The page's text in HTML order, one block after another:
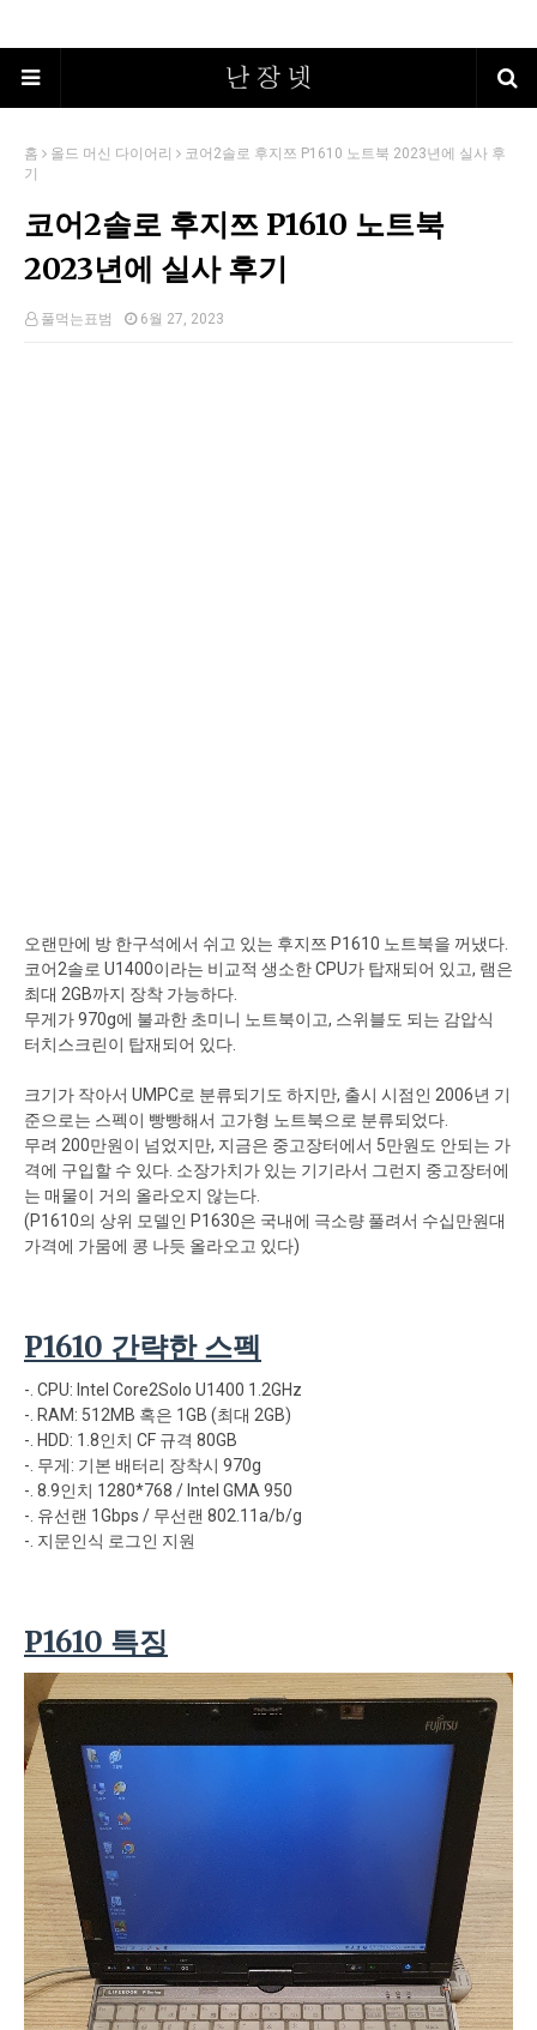
홈 올드 머신 다이어리
코어2솔로 후지쯔 P1610 노트북 2023년에 실사 후
기
코어2솔로 후지쯔 P1610 노트북
2023년에 실사 후기
풀먹는표범 6월 27, 2023
오랜만에 방 한구석에서 쉬고 있는 후지쯔 P1610 노트북을 꺼냈다.
코어2솔로 U1400이라는 비교적 생소한 CPU가 탑재되어 있고, 램은
최대 2GB까지 장착 가능하다.
무게가 970g에 불과한 초미니 노트북이고, 스위블도 되는 감압식
터치스크린이 탑재되어 있다.
크기가 작아서 UMPC로 분류되기도 하지만, 출시 시점인 2006년 기
준으로는 스펙이 빵빵해서 고가형 노트북으로 분류되었다.
무려 200만원이 넘었지만, 지금은 중고장터에서 5만원도 안되는 가
격에 구입할 수 있다. 소장가치가 있는 기기라서 그런지 중고장터에
는 매물이 거의 올라오지 않는다.
(P1610의 상위 모델인 P1630은 국내에 극소량 풀려서 수십만원대
가격에 가뭄에 콩 나듯 올라오고 있다)
P1610 간략한 스펙
-. CPU: Intel Core2Solo U1400 1.2GHz
-. RAM: 512MB 혹은 1GB (최대 2GB)
-. HDD: 1.8인치 CF 규격 80GB
-. 무게: 기본 배터리 장착시 970g
-. 8.9인치 1280*768 / Intel GMA 950
-. 유선랜 1Gbps / 무선랜 802.11a/b/g
-. 지문인식 로그인 지원
P1610 특징